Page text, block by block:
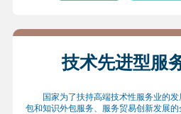
技术先进型服
国家为了扶持高端技术性服务业的发
包和知识外包服务、服务贸易创新发展